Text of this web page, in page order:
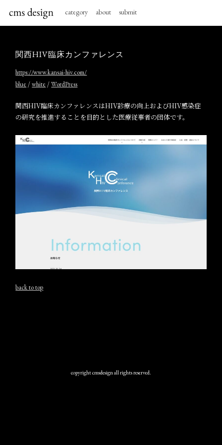
category about submit
関西HIV臨床カンファレンス
https://www.kansai-hiv.com/
blue /white /WordPress
関西HIV臨床カンファレンスはHIV診療の向上およびHIV感染症
の研究を推進することを目的とした医療従事者の団体です。
back to top
copyright cmsdesign all rights reserved.